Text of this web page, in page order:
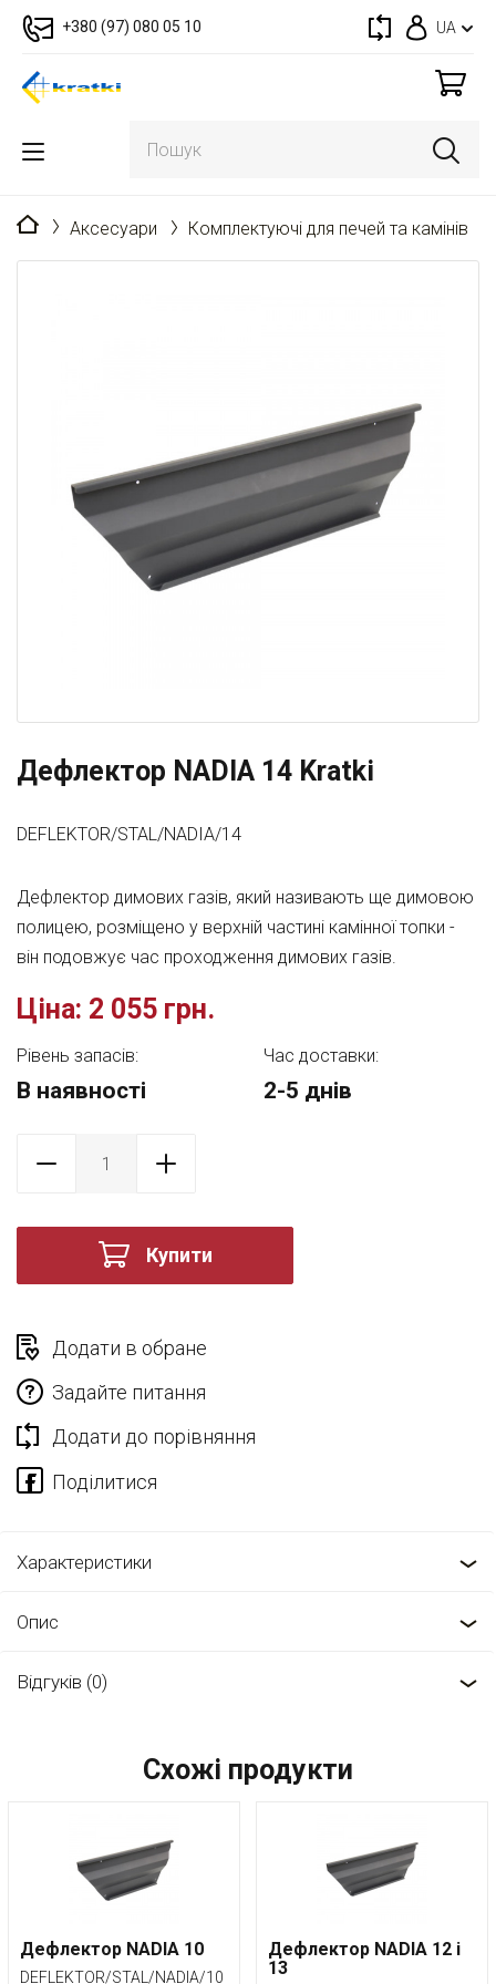
+380 (97) 080 05 10 UA
Головна
Аксесуари Комплектуючі для печей та камінів
Дефлектор NADIA 14 Kratki
DEFLEKTOR/STAL/NADIA/14
Дефлектор димових газів, який називають ще димовою
полицею, розміщено у верхній частині камінної топки -
він подовжує час проходження димових газів.
Ціна: 2 055 грн.
Рівень запасів:
В наявності
Час доставки:
2-5 днів
Купити
Додати в обране
Задайте питання
Додати до порівняння
Характеристики
Опис
Відгуків (0)
Схожі продукти
Дефлектор NADIA 10
DEFLEKTOR/STAL/NADIA/10
Дефлектор NADIA 12 і
13